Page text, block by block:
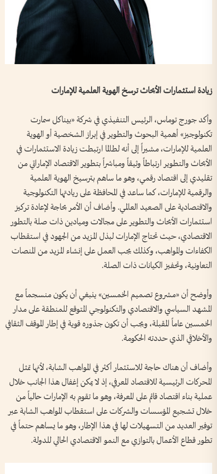
زيادة استثمارات الأبحاث ترسخ الهوية العلمية للإمارات
وأكد جورج توماس، الرئيس التنفيذي في شركة «بيناكل سمارت
تكنولوجيز» أهمية البحوث والتطوير في إبراز الشخصية أو الهوية
العلمية للإمارات، مشيراً إلى أنه لطالما ارتبطت زيادة الاستثمارات في
الأبحاث والتطوير ارتباطاً وثيقاً ومباشراً بتطوير الاقتصاد الإماراتي من
تقليدي إلى اقتصاد رقمي، وهو ما ساهم بترسيخ الهوية العلمية
والرقمية للإمارات، كما ساعد في المحافظة على ريادتها التكنولوجية
والاقتصادية على الصعيد العالمي. وأضاف أن الأمر بحاجة لإعادة تركيز
استثمارات الأبحاث والتطوير على مجالات وميادين ذات صلة بالتطور
الاقتصادي، حيث تحتاج الإمارات لبذل المزيد من الجهود في استقطاب
الكفاءات والمواهب، وكذلك يجب العمل على إنشاء المزيد من المنصات
التعاونية، وتحفيز الكيانات ذات الصلة.
وأوضح أن «مشروع تصميم الخمسين» ينبغي أن يكون منسجماً مع
المشهد السياسي والاقتصادي والتكنولوجي المتوقع للمنطقة على مدار
الخمسين عاماً المقبلة، ويجب أن تكون جذوره قوية في إطار الموقف الثقافي
والأخلاقي الذي حددته الحكومة.
وأضاف أن هناك حاجة للاستثمار أكثر في المواهب الشابة، لأنها تمثل
المحركات الرئيسية للاقتصاد المعرفي، إذ لا يمكن إغفال هذا الجانب خلال
عملية بناء اقتصاد قائم على المعرفة، وهو ما تقوم به الإمارات حالياً من
خلال تشجيع المؤسسات والشركات على استقطاب المواهب الشابة عبر
توفير العديد من التسهيلات لها في هذا الإطار، وهو ما يساهم حتماً في
تطور قطاع الأعمال بالتوازي مع النمو الاقتصادي الحالي للدولة.